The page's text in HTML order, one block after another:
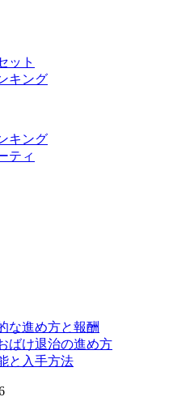
ット
キング
キング
ティ
な進め方と報酬
ばけ退治の進め方
と入手方法